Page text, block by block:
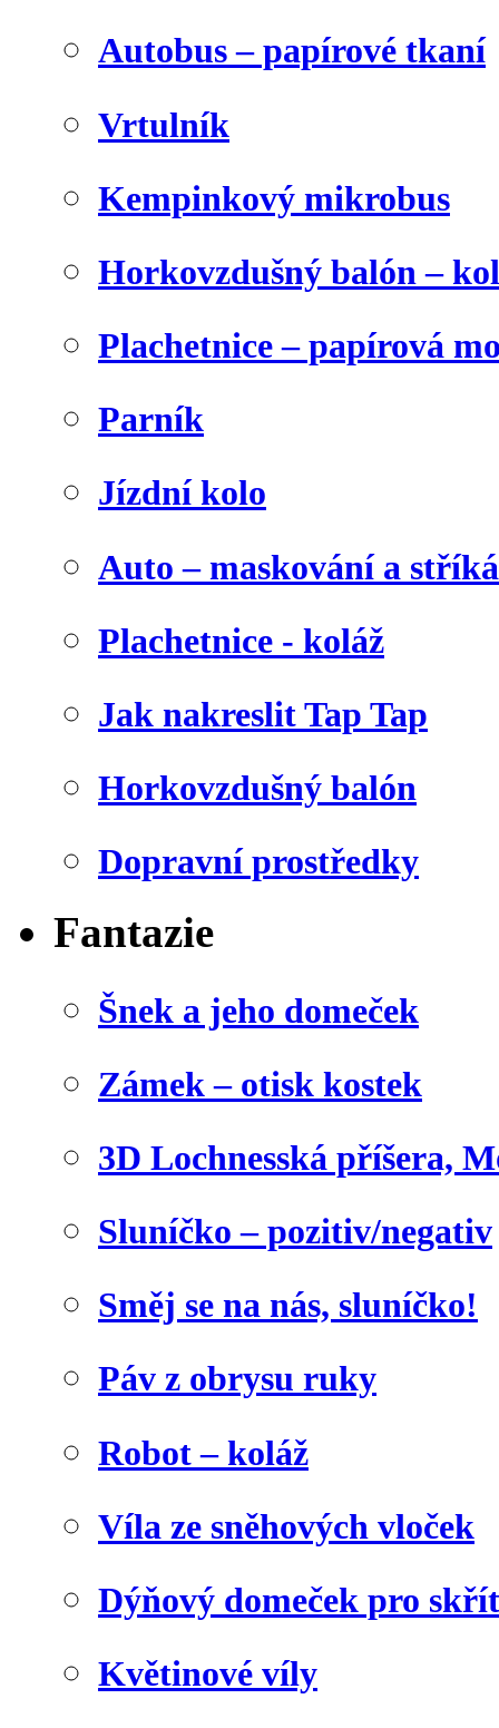
Autobus – papírové tkaní
Vrtulník
Kempinkový mikrobus
Horkovzdušný balón –
Plachetnice – papírová
Parník
Jízdní kolo
Auto – maskování a
Plachetnice - koláž
Jak nakreslit Tap Tap
Horkovzdušný balón
Dopravní prostředky
Fantazie
Šnek a jeho domeček
Zámek – otisk kostek
3D Lochnesská příšera,
Sluníčko – pozitiv/negativ
Směj se na nás, sluníčko!
Páv z obrysu ruky
Robot – koláž
Víla ze sněhových vloček
Dýňový domeček pro
Květinové víly